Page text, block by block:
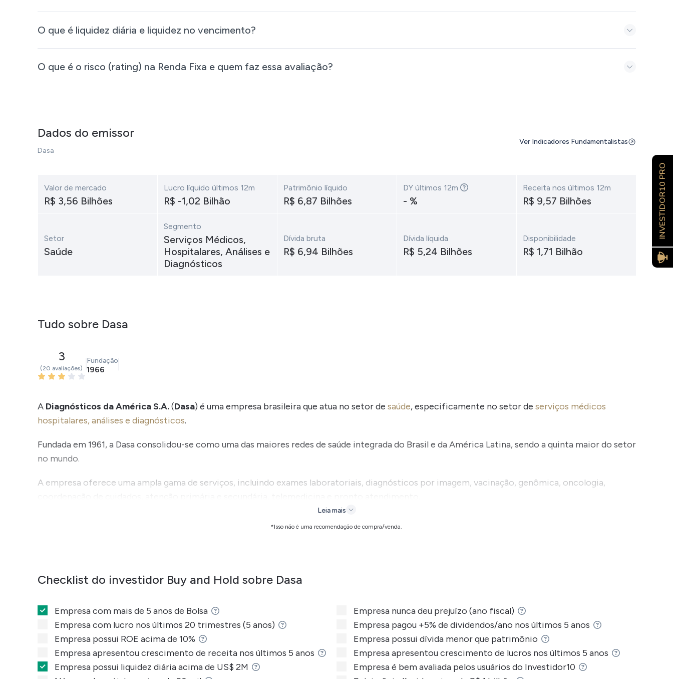
O que é liquidez diária e liquidez no vencimento?
O que é o risco (rating) na Renda Fixa e quem faz essa avaliação?
Dados do emissor
Dasa
Ver Indicadores Fundamentalistas
Valor de mercado
R$ 3,56 Bilhões
Lucro líquido últimos 12m
R$ -1,02 Bilhão
Patrimônio líquido
R$ 6,87 Bilhões
DY últimos 12m
- %
Receita nos últimos 12m
R$ 9,57 Bilhões
Setor
Saúde
Segmento
Serviços Médicos,
Hospitalares, Análises e
Diagnósticos
Dívida bruta
R$ 6,94 Bilhões
Dívida líquida
R$ 5,24 Bilhões
Disponibilidade
R$ 1,71 Bilhão
Tudo sobre Dasa
3
(20 avaliações)
Fundação
1966
A Diagnósticos da América S.A.(Dasa) é uma empresa brasileira que atua no setor de saúde, especificamente no setor de serviços médicos
hospitalares, análises e diagnósticos.
Fundada em 1961, a Dasa consolidou-se como uma das maiores redes de saúde integrada do Brasil e da América Latina, sendo a quinta maior do setor
no mundo.
A empresa oferece uma ampla gama de serviços, incluindo exames laboratoriais, diagnósticos por imagem, vacinação, genômica, oncologia,
investir em ciência, tecnologia e propósito para oferecer um atendimento completo e contínuo aos pacientes.
de negociação no mercado fracionário sob o código
História e quando foi criada a Diagnósticos da América S.A.
Leia mais
*Isso não é uma recomendação de compra/venda.
Checklist do investidor Buy and Hold sobre Dasa
Empresa com mais de 5 anos de Bolsa
Empresa nunca deu prejuízo (ano fiscal)
Empresa com lucro nos últimos 20 trimestres (5 anos)
Empresa pagou +5% de dividendos/ano nos últimos 5 anos
Empresa possui ROE acima de 10%
Empresa possui dívida menor que patrimônio
Empresa apresentou crescimento de receita nos últimos 5 anos
Empresa apresentou crescimento de lucros nos últimos 5 anos
Empresa possui liquidez diária acima de US$ 2M
Empresa é bem avaliada pelos usuários do Investidor10
INVESTIDOR10 PRO